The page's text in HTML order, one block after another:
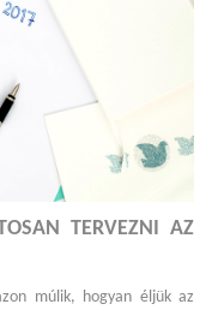
TERVEZNI AZ
múlik, hogyan éljük az